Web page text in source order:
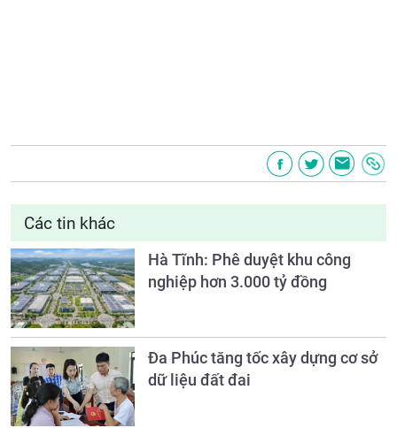
Các tin khác
Hà Tĩnh: Phê duyệt khu công
nghiệp hơn 3.000 tỷ đồng
Đa Phúc tăng tốc xây dựng cơ sở
dữ liệu đất đai